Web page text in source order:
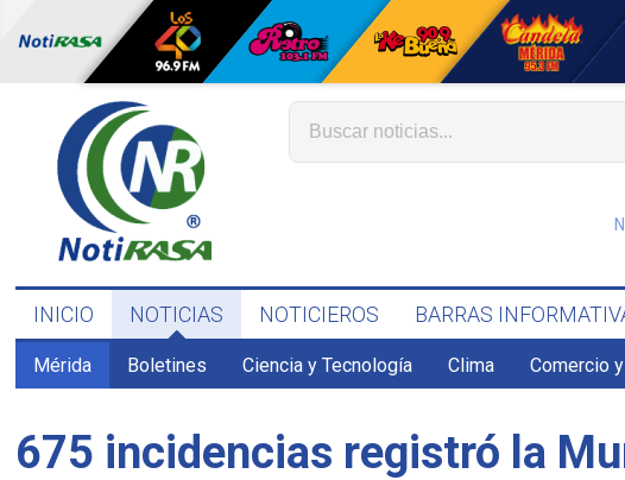
INICIO NOTICIAS NOTICIEROS BARRAS
Mérida Boletines Ciencia y Tecnología Clima Comercio
675 incidencias registró la